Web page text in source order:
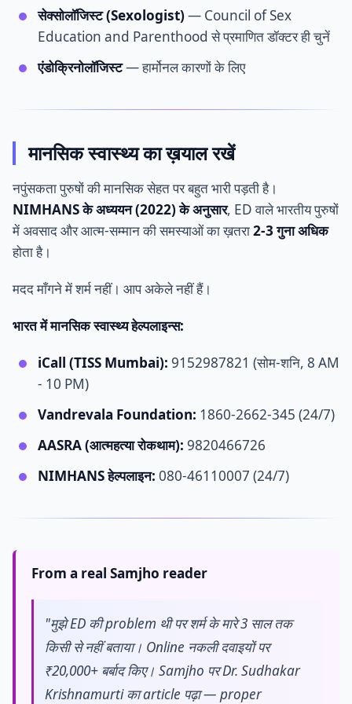
सेक्सोलॉजिस्ट (Sexologist)— Council of Sex
Education and Parenthood से प्रमाणित डॉक्टर ही चुनें
एंडोक्रिनोलॉजिस्ट— हार्मोनल कारणों के लिए
मानसिक स्वास्थ्य का ख़याल रखें
नपुंसकता पुरुषों की मानसिक सेहत पर बहुत भारी पड़ती है।
NIMHANS के अध्ययन (2022) के अनुसार, ED वाले भारतीय पुरुषों
में अवसाद और आत्म-सम्मान की समस्याओं का ख़तरा2-3 गुना अधिक
होता है।
मदद माँगने में शर्म नहीं। आप अकेले नहीं हैं।
भारत में मानसिक स्वास्थ्य हेल्पलाइन्स:
iCall (TISS Mumbai): 9152987821 (सोम-शनि, 8 AM
- 10 PM)
Vandrevala Foundation: 1860-2662-345 (24/7)
AASRA (आत्महत्या रोकथाम): 9820466726
NIMHANS हेल्पलाइन: 080-46110007 (24/7)
From a real Samjho reader
"मुझे ED की problem थी पर शर्म के मारे 3 साल तक
किसी से नहीं बताया। Online नकली दवाइयों पर
₹20,000+ बर्बाद किए। Samjho पर Dr. Sudhakar
Krishnamurti का article पढ़ा — proper